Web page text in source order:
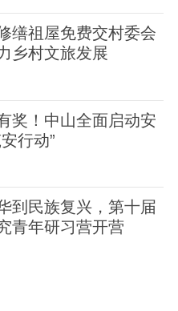
缮祖屋免费交村委会
乡村文旅发展
奖！中山全面启动安
行动”
到民族复兴，第十届
青年研习营开营